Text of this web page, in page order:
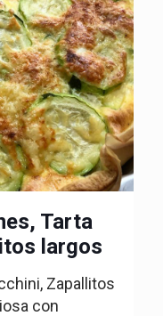
Tarta
largos
Zapallitos
con